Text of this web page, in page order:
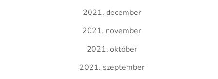
2021. december
2021. november
2021. október
2021. szeptember